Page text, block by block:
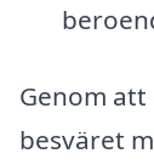
Genom
besväret